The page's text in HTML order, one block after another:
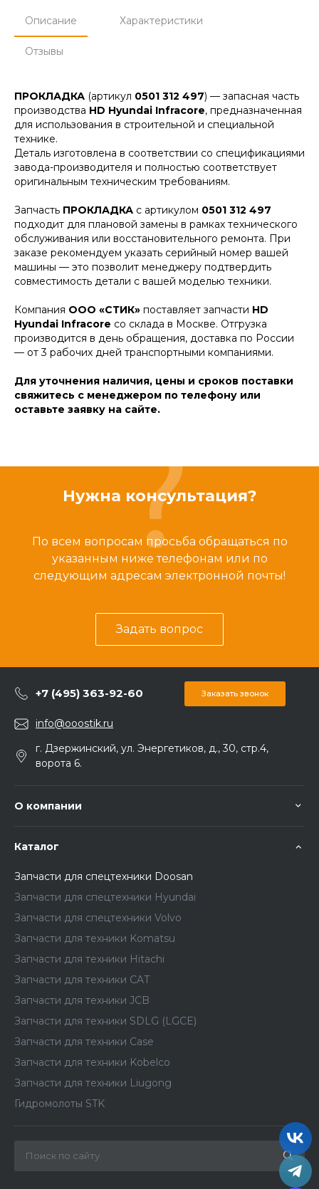
Описание Характеристики
Отзывы
ПРОКЛАДКА (артикул 0501 312 497) — запасная часть
производства HD Hyundai Infracore, предназначенная
для использования в строительной и специальной
технике.
Деталь изготовлена в соответствии со спецификациями
завода-производителя и полностью соответствует
оригинальным техническим требованиям.
Запчасть ПРОКЛАДКА с артикулом 0501 312 497
подходит для плановой замены в рамках технического
обслуживания или восстановительного ремонта. При
заказе рекомендуем указать серийный номер вашей
машины — это позволит менеджеру подтвердить
совместимость детали с вашей моделью техники.
Компания ООО «СТИК» поставляет запчасти HD
Hyundai Infracore со склада в Москве. Отгрузка
производится в день обращения, доставка по России
— от 3 рабочих дней транспортными компаниями.
Для уточнения наличия, цены и сроков поставки
свяжитесь с менеджером по телефону или
оставьте заявку на сайте.
Нужна консультация?
По всем вопросам просьба обращаться по
указанным ниже телефонам или по
следующим адресам электронной почты!
Задать вопрос
+7 (495) 363-92-60 Заказать звонок
info@ooostik.ru
г. Дзержинский, ул. Энергетиков, д., 30, стр.4,
ворота 6.
О компании
Каталог
Запчасти для спецтехники Doosan
Запчасти для спецтехники Hyundai
Запчасти для спецтехники Volvo
Запчасти для техники Komatsu
Запчасти для техники Hitachi
Запчасти для техники CAT
Запчасти для техники JCB
Запчасти для техники SDLG (LGCE)
Запчасти для техники Case
Запчасти для техники Kobelco
Запчасти для техники Liugong
Гидромолоты STK